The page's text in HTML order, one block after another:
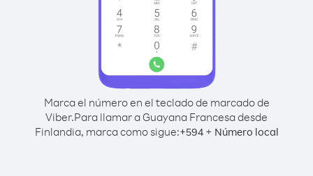
Marca el número en el teclado de marcado de
Viber.Para llamar a Guayana Francesa desde
Finlandia, marca como sigue:+594+ Número local